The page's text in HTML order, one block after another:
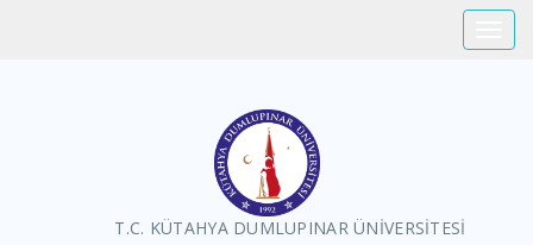
T.C. KÜTAHYA DUMLUPINAR ÜNİVERSİTESİ